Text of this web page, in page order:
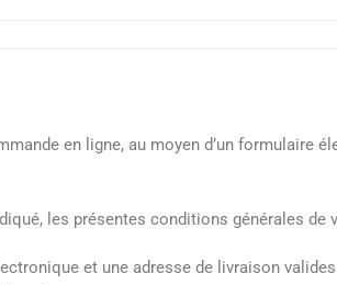
en ligne, au moyen d’un
les présentes conditions générales de
et une adresse de livraison